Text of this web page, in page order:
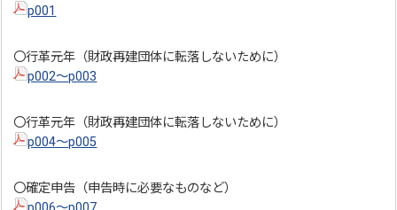
p001
〇行革元年（財政再建団体に転落しないために）
p002～p003
〇行革元年（財政再建団体に転落しないために）
p004～p005
〇確定申告（申告時に必要なものなど）